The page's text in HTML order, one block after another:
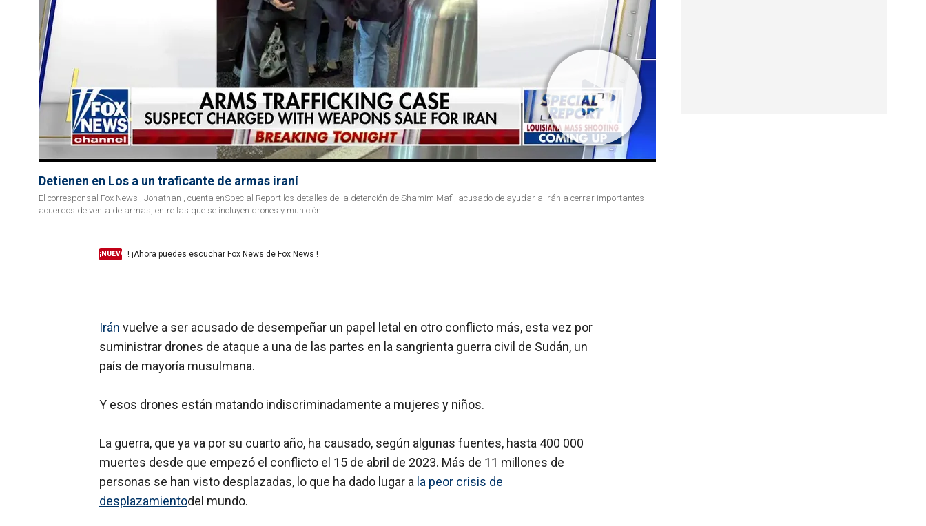
Detienen en Los a un traficante de armas iraní
El corresponsal Fox News , Jonathan , cuenta enSpecial Report los detalles de la detención de Shamim Mafi, acusado de ayudar a Irán a cerrar importantes
acuerdos de venta de armas, entre las que se incluyen drones y munición.
¡NUEVO ! ¡Ahora puedes escuchar Fox News de Fox News !
Irán vuelve a ser acusado de desempeñar un papel letal en otro conflicto más, esta vez por
suministrar drones de ataque a una de las partes en la sangrienta guerra civil de Sudán, un
país de mayoría musulmana.
Y esos drones están matando indiscriminadamente a mujeres y niños.
La guerra, que ya va por su cuarto año, ha causado, según algunas fuentes, hasta 400 000
muertes desde que empezó el conflicto el 15 de abril de 2023. Más de 11 millones de
personas se han visto desplazadas, lo que ha dado lugar a la peor crisis de
desplazamientodel mundo.